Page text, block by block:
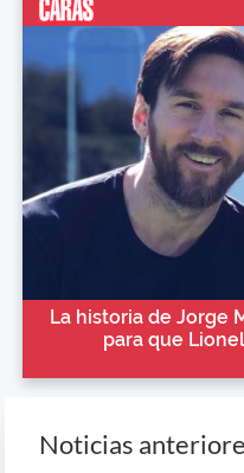
La historia de Jorge
para que
Noticias